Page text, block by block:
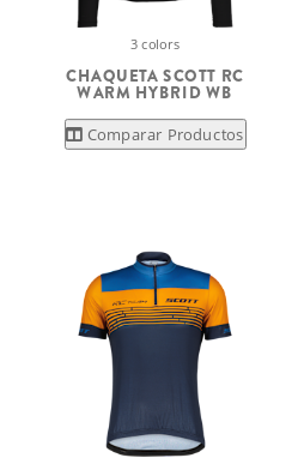
3 colors
CHAQUETA SCOTT RC
WARM HYBRID WB
Comparar Productos